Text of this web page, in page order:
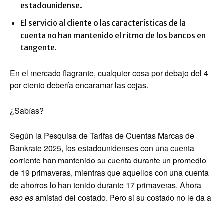
estadounidense.
El servicio al cliente o las características de la
cuenta no han mantenido el ritmo de los bancos en
tangente.
En el mercado flagrante, cualquier cosa por debajo del 4
por ciento debería encaramar las cejas.
¿Sabías?
Según la Pesquisa de Tarifas de Cuentas Marcas de
Bankrate 2025, los estadounidenses con una cuenta
corriente han mantenido su cuenta durante un promedio
de 19 primaveras, mientras que aquellos con una cuenta
de ahorros lo han tenido durante 17 primaveras. Ahora
eso esamistad del costado. Pero si su costado no le da a